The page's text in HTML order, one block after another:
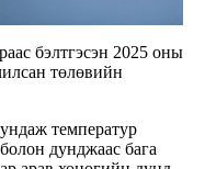
бэлтгэсэн 2025 оны
төлөвийн
температур
дунджаас бага